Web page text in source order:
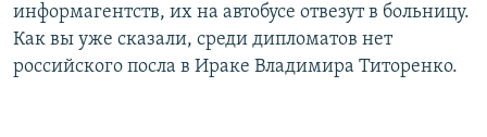
информагентств, их на автобусе отвезут в больницу.
Как вы уже сказали, среди дипломатов нет
российского посла в Ираке Владимира Титоренко.